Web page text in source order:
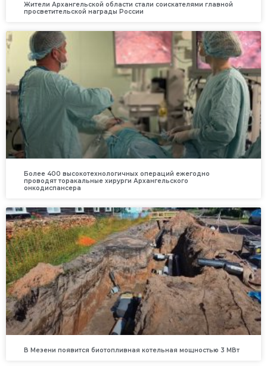
Жители Архангельской области стали соискателями главной
просветительской награды России
Более 400 высокотехнологичных операций ежегодно
проводят торакальные хирурги Архангельского
онкодиспансера
В Мезени появится биотопливная котельная мощностью 3 МВт